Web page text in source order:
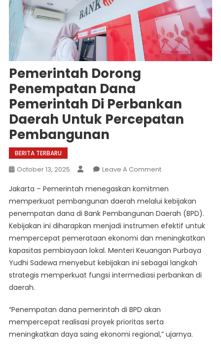
Pemerintah Dorong
Penempatan Dana
Pemerintah Di Perbankan
Daerah Untuk Percepatan
Pembangunan
BERITA TERBARU
October 13, 2025 Leave A CommentOn
Dorong
Penempatan
Dana
Pemerintah
Di
Perbankan
Daerah
Untuk
Jakarta – Pemerintah menegaskan komitmen
memperkuat pembangunan daerah melalui kebijakan
penempatan dana di Bank Pembangunan Daerah (BPD).
Kebijakan ini diharapkan menjadi instrumen efektif untuk
mempercepat pemerataan ekonomi dan meningkatkan
kapasitas pembiayaan lokal. Menteri Keuangan Purbaya
Yudhi Sadewa menyebut kebijakan ini sebagai langkah
strategis memperkuat fungsi intermediasi perbankan di
daerah.
“Penempatan dana pemerintah di BPD akan
mempercepat realisasi proyek prioritas serta
meningkatkan daya saing ekonomi regional,” ujarnya.